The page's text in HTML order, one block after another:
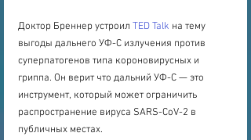
Доктор Бреннер устроил TED Talk на тему
выгоды дальнего УФ-С излучения против
суперпатогенов типа короновирусных и
гриппа. Он верит что дальний УФ-С — это
инструмент, который может ограничить
распространение вируса SARS-CoV-2 в
публичных местах.